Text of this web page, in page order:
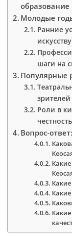
образование
Молодые
Ранние
искусству
шаги на
Популярные
зрителей
Роли в
Вопрос-ответ: